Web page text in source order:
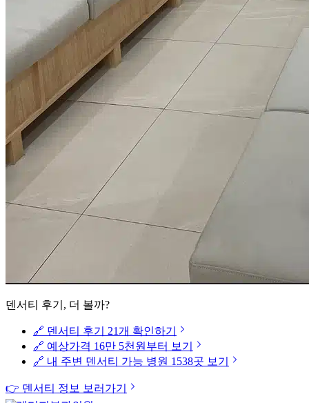
덴서티 후기, 더 볼까?
🔗 덴서티 후기 21개 확인하기
🔗 예상가격 16만 5천원부터 보기
🔗 내 주변 덴서티 가능 병원 1538곳 보기
👉 덴서티 정보 보러가기